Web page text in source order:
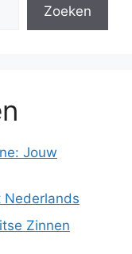
Zoeken
Jouw
Nederlands
Zinnen